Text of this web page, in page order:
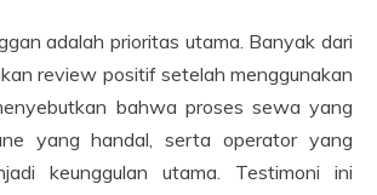
adalah prioritas utama. Banyak dari
review positif setelah menggunakan
bahwa proses sewa yang
yang handal, serta operator yang
keunggulan utama. Testimoni ini